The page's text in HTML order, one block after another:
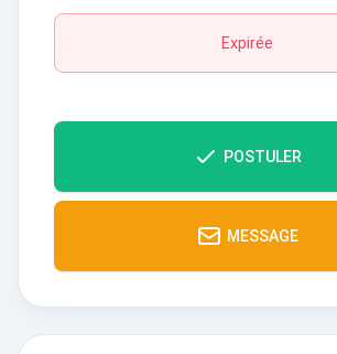
Expirée
POSTULER
MESSAGE